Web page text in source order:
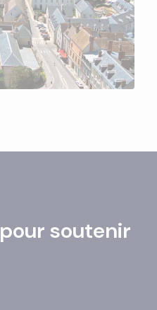
pour soutenir